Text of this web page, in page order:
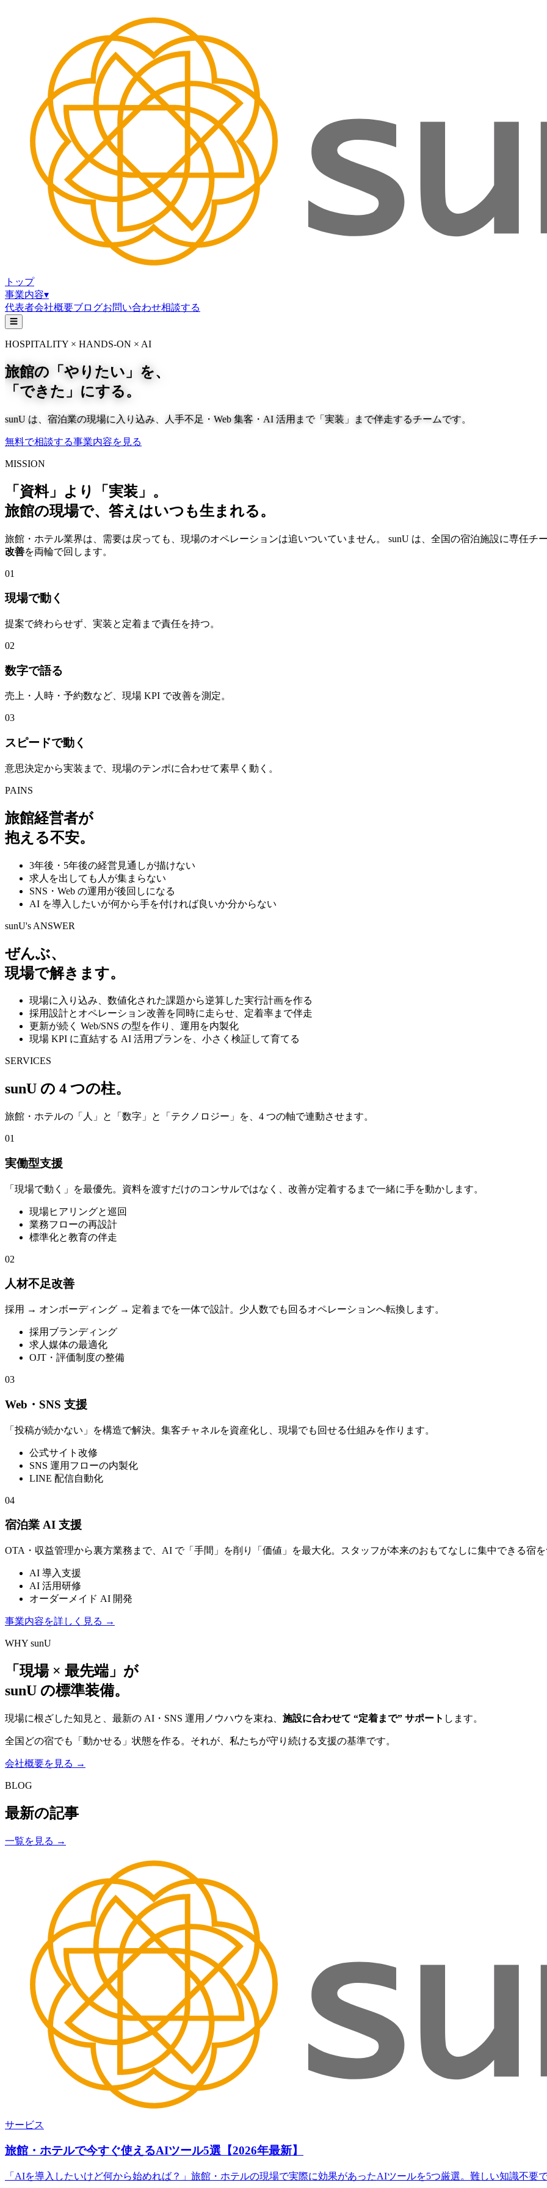
トップ
事業内容▾
代表者会社概要ブログお問い合わせ相談する
☰
HOSPITALITY × HANDS-ON × AI
旅館の「やりたい」を、
「できた」にする。
sunU は、宿泊業の現場に入り込み、人手不足・Web 集客・AI 活用まで「実装」まで伴走するチームです。
無料で相談する事業内容を見る
MISSION
「資料」より「実装」。
旅館の現場で、答えはいつも生まれる。
旅館・ホテル業界は、需要は戻っても、現場のオペレーションは追いついていません。 sunU は、全国の宿泊施設に専任チ
改善を両輪で回します。
01
現場で動く
提案で終わらせず、実装と定着まで責任を持つ。
02
数字で語る
売上・人時・予約数など、現場 KPI で改善を測定。
03
スピードで動く
意思決定から実装まで、現場のテンポに合わせて素早く動く。
PAINS
旅館経営者が
抱える不安。
3年後・5年後の経営見通しが描けない
求人を出しても人が集まらない
SNS・Web の運用が後回しになる
AI を導入したいが何から手を付ければ良いか分からない
sunU's ANSWER
ぜんぶ、
現場で解きます。
現場に入り込み、数値化された課題から逆算した実行計画を作る
採用設計とオペレーション改善を同時に走らせ、定着率まで伴走
更新が続く Web/SNS の型を作り、運用を内製化
現場 KPI に直結する AI 活用プランを、小さく検証して育てる
SERVICES
sunU の 4 つの柱。
旅館・ホテルの「人」と「数字」と「テクノロジー」を、4 つの軸で連動させます。
01
実働型支援
「現場で動く」を最優先。資料を渡すだけのコンサルではなく、改善が定着するまで一緒に手を動かします。
現場ヒアリングと巡回
業務フローの再設計
標準化と教育の伴走
02
人材不足改善
採用 → オンボーディング → 定着までを一体で設計。少人数でも回るオペレーションへ転換します。
採用ブランディング
求人媒体の最適化
OJT・評価制度の整備
03
Web・SNS 支援
「投稿が続かない」を構造で解決。集客チャネルを資産化し、現場でも回せる仕組みを作ります。
公式サイト改修
SNS 運用フローの内製化
LINE 配信自動化
04
宿泊業 AI 支援
OTA・収益管理から裏方業務まで、AI で「手間」を削り「価値」を最大化。スタッフが本来のおもてなしに集中できる宿を
AI 導入支援
AI 活用研修
オーダーメイド AI 開発
事業内容を詳しく見る →
WHY sunU
「現場 × 最先端」が
sunU の標準装備。
現場に根ざした知見と、最新の AI・SNS 運用ノウハウを束ね、 施設に合わせて “定着まで” サポート します。
全国どの宿でも「動かせる」状態を作る。それが、私たちが守り続ける支援の基準です。
会社概要を見る →
BLOG
最新の記事
一覧を見る →
サービス
旅館・ホテルで今すぐ使えるAIツール5選【2026年最新】
「AIを導入したいけど何から始めれば？」旅館・ホテルの現場で実際に効果があったAIツールを5つ厳選。難しい知識不要